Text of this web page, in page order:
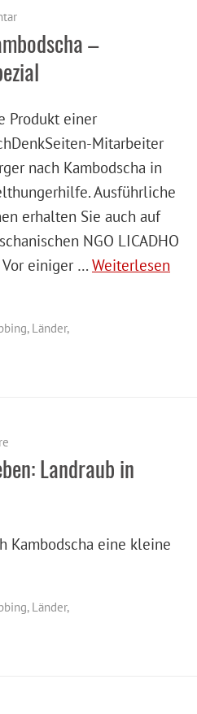
–
Produkt einer
Mitarbeiter
nach Kambodscha in
Ausführliche
erhalten Sie auch auf
NGO LICADHO
einiger … Weiterlesen
, Länder,
Landraub in
Kambodscha eine kleine
, Länder,